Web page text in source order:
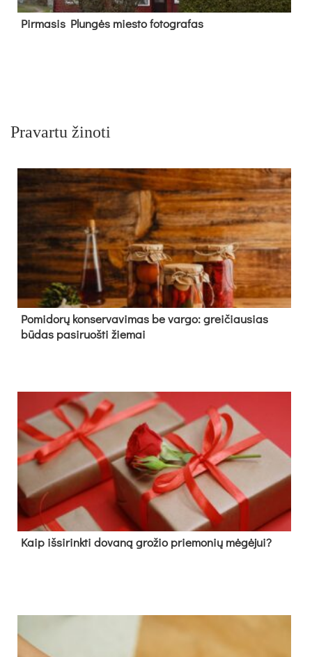
Pir­ma­sis Plun­gės mies­to fo­tog­ra­fas
Pravartu žinoti
Pomidorų konservavimas be vargo: greičiausias
būdas pasiruošti žiemai
Kaip išsirinkti dovaną grožio priemonių mėgėjui?